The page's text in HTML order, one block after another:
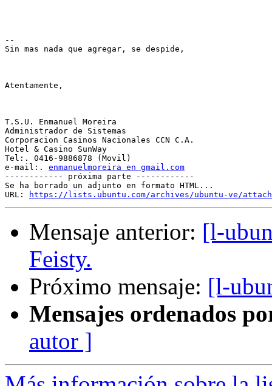
--
Sin mas nada que agregar, se despide,
Atentamente,
T.S.U. Enmanuel Moreira
Administrador de Sistemas
Corporacion Casinos Nacionales CCN C.A.
Hotel & Casino SunWay
Tel:. 0416-9886878 (Movil)
e-mail:. enmanuelmoreira en gmail.com
------------ próxima parte ------------
Se ha borrado un adjunto en formato HTML...
URL:
https://lists.ubuntu.com/archives/ubuntu-ve/
Mensaje anterior: [l-
Feisty.
Próximo mensaje: [l-
Mensajes ordenados
autor ]